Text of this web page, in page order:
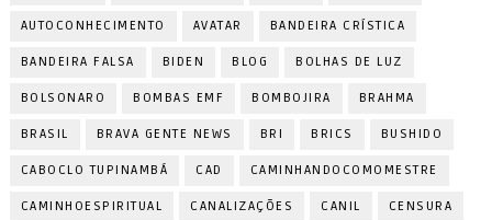
AUTOCONHECIMENTO AVATAR BANDEIRA CRÍSTICA
BANDEIRA FALSA BIDEN BLOG BOLHAS DE LUZ
BOLSONARO BOMBAS EMF BOMBOJIRA BRAHMA
BRASIL BRAVA GENTE NEWS BRI BRICS BUSHIDO
CABOCLO TUPINAMBÁ CAD CAMINHANDOCOMOMESTRE
CAMINHOESPIRITUAL CANALIZAÇÕES CANIL CENSURA